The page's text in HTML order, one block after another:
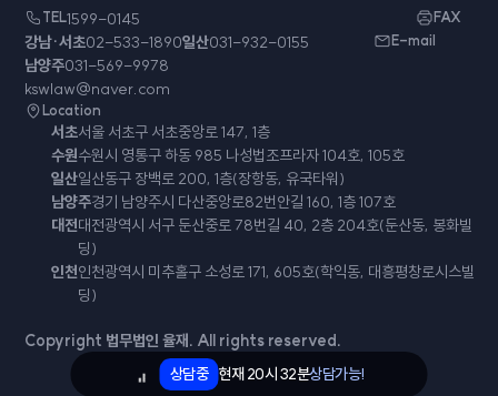
상담중 현재20시 32분상담가능!
TEL1599-0145 FAX
강남·서초02-533-1890일산031-932-0155
남양주031-569-9978
E-mail
kswlaw@naver.com
Location
서초서울 서초구 서초중앙로 147, 1층
수원수원시 영통구 하동 985 나성법조프라자 104호, 105호
일산일산동구 장백로 200, 1층(장항동, 유국타워)
남양주경기 남양주시 다산중앙로82번안길 160, 1층 107호
대전대전광역시 서구 둔산중로 78번길 40, 2층 204호(둔산동, 봉화빌
딩)
인천인천광역시 미추홀구 소성로 171, 605호(학익동, 대흥평창로시스빌
딩)
Copyright 법무법인 율재. All rights reserved.